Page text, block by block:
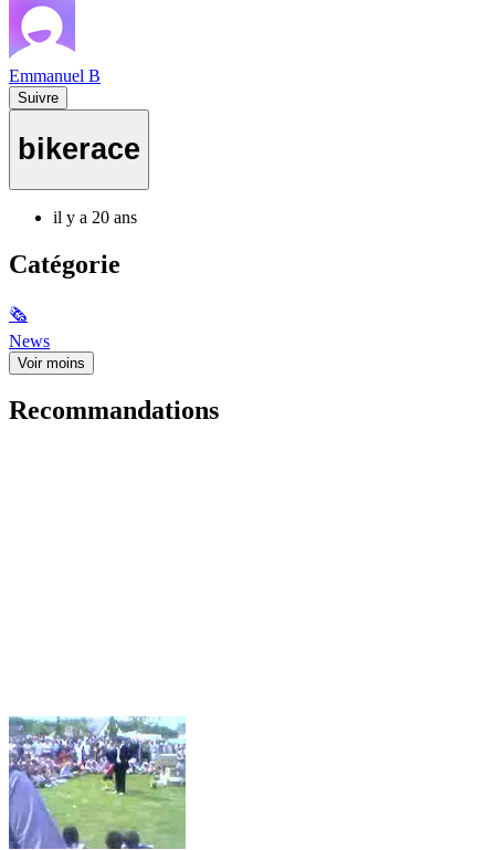
Emmanuel B
Suivre
bikerace
il y a 20 ans
Catégorie
🗞
News
Voir moins
Recommandations